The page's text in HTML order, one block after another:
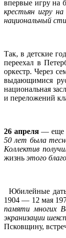
впервые игру на
крестьян игру
национальный
Так, в детские
переехал в
оркестр. Через
выдающимися
национальная
и переложений
26 апреля — еще
50 лет была
Коллектив
жизнь этого
Юбилейные
1904 — 12 мая
памяти многих
экранизации
Псковщину,